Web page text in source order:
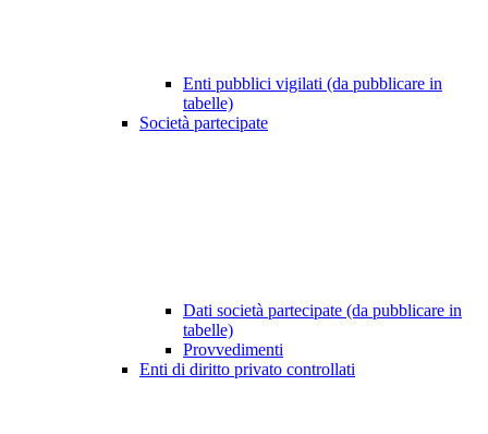
Enti pubblici vigilati (da pubblicare in
tabelle)
Società partecipate
Dati società partecipate (da pubblicare in
tabelle)
Provvedimenti
Enti di diritto privato controllati